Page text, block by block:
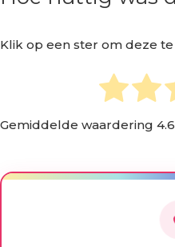
Klik op een ster om deze
Gemiddelde waardering 4.6